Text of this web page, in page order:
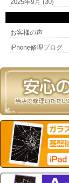
2025年9月 (30)
お客様の声
iPhone修理ブログ